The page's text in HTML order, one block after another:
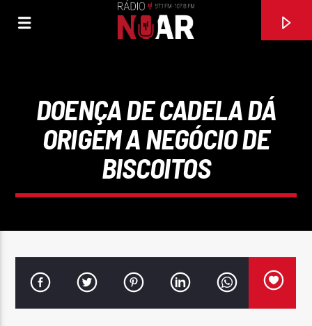
PÁSSARO DE FOGO (COM ANSELMO RALPH AO VIVO)
DOENÇA DE CADELA DÁ
ORIGEM A NEGÓCIO DE
BISCOITOS